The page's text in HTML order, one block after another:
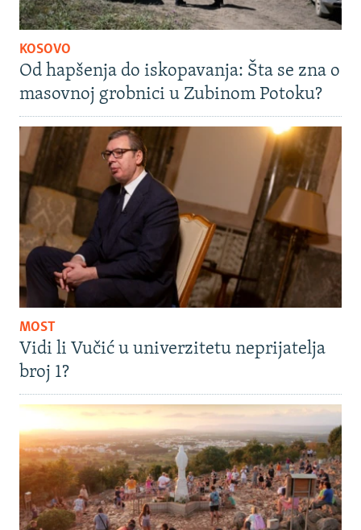
KOSOVO
Od hapšenja do iskopavanja: Šta se zna o
masovnoj grobnici u Zubinom Potoku?
MOST
Vidi li Vučić u univerzitetu neprijatelja
broj 1?